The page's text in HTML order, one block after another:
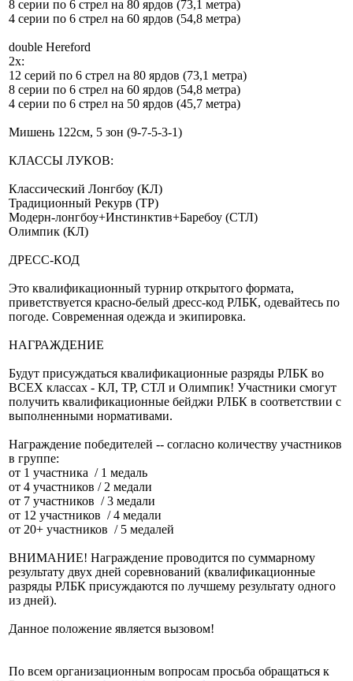
8 серии по 6 стрел на 80 ярдов (73,1 метра)
4 серии по 6 стрел на 60 ярдов (54,8 метра)
double Hereford
2x:
12 серий по 6 стрел на 80 ярдов (73,1 метра)
8 серии по 6 стрел на 60 ярдов (54,8 метра)
4 серии по 6 стрел на 50 ярдов (45,7 метра)
Мишень 122см, 5 зон (9-7-5-3-1)
КЛАССЫ ЛУКОВ:
Классический Лонгбоу (КЛ)
Традиционный Рекурв (ТР)
Модерн-лонгбоу+Инстинктив+Баребоу (СТЛ)
Олимпик (КЛ)
ДРЕСС-КОД
Это квалификационный турнир открытого формата,
приветствуется красно-белый дресс-код РЛБК, одевайтесь по
погоде. Современная одежда и экипировка.
НАГРАЖДЕНИЕ
Будут присуждаться квалификационные разряды РЛБК во
ВСЕХ классах - КЛ, ТР, СТЛ и Олимпик! Участники смогут
получить квалификационные бейджи РЛБК в соответствии с
выполненными нормативами.
Награждение победителей -- согласно количеству участников
в группе:
от 1 участника / 1 медаль
от 4 участников / 2 медали
от 7 участников / 3 медали
от 12 участников / 4 медали
от 20+ участников / 5 медалей
ВНИМАНИЕ! Награждение проводится по суммарному
результату двух дней соревнований (квалификационные
разряды РЛБК присуждаются по лучшему результату одного
из дней).
Данное положение является вызовом!
По всем организационным вопросам просьба обращаться к